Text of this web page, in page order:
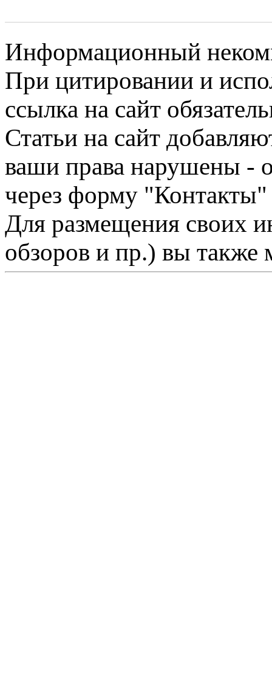
Информационный
При цитировании и
ссылка на сайт
Статьи на сайт
ваши права нарушены -
через форму "Контакты"
Для размещения своих
обзоров и пр.) вы также